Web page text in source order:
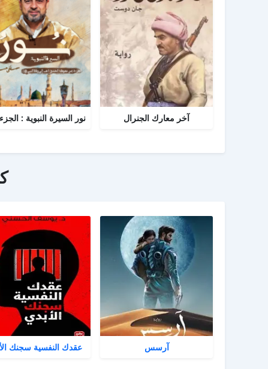
آخر معارك الجنرال
آرسس عقدك النفسية سجنك